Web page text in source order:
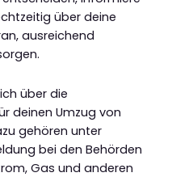
über deine
ausreichend
über die
deinen Umzug von
gehören unter
bei den Behörden
Gas und anderen